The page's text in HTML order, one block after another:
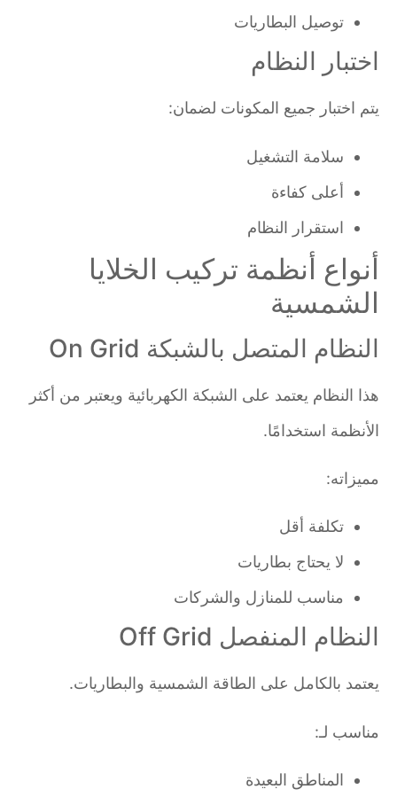
توصيل البطاريات
اختبار النظام
يتم اختبار جميع المكونات لضمان:
سلامة التشغيل
أعلى كفاءة
استقرار النظام
أنواع أنظمة تركيب الخلايا
الشمسية
النظام المتصل بالشبكة On Grid
هذا النظام يعتمد على الشبكة الكهربائية ويعتبر من أكثر
الأنظمة استخدامًا.
مميزاته:
تكلفة أقل
لا يحتاج بطاريات
مناسب للمنازل والشركات
النظام المنفصل Off Grid
يعتمد بالكامل على الطاقة الشمسية والبطاريات.
مناسب لـ:
المناطق البعيدة